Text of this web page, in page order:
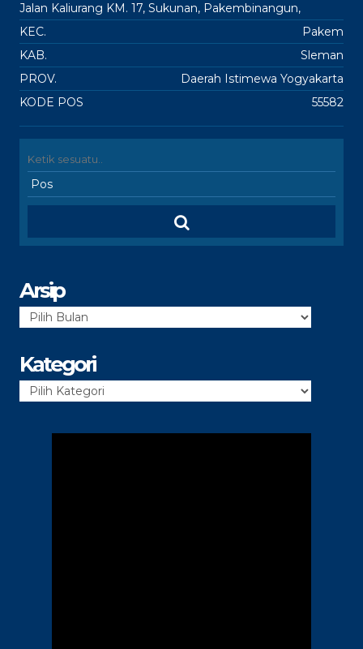
Jalan Kaliurang KM. 17, Sukunan, Pakembinangun,
KEC.
Pakem
KAB.
Sleman
PROV.
Daerah Istimewa Yogyakarta
KODE POS
55582
Arsip
Arsip
Kategori
Kategori